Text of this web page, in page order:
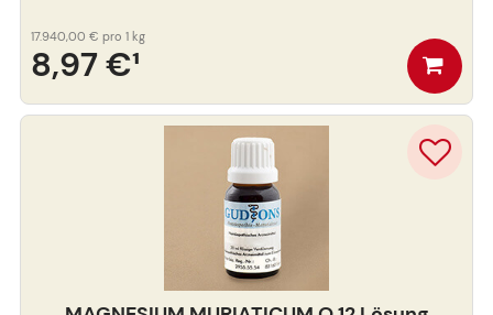
8,97 €¹
17.940,00 € pro 1 kg